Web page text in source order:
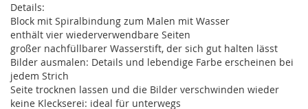
Details:
Block mit Spiralbindung zum Malen mit Wasser
enthält vier wiederverwendbare Seiten
großer nachfüllbarer Wasserstift, der sich gut halten lässt
Bilder ausmalen: Details und lebendige Farbe erscheinen bei
jedem Strich
Seite trocknen lassen und die Bilder verschwinden wieder
keine Kleckserei: ideal für unterwegs